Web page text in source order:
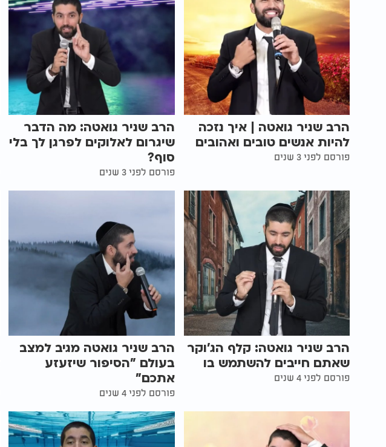
הרב שניר גואטה | איך נזכה
להיות אנשים טובים ואהובים
פורסם לפני 3 שנים
הרב שניר גואטה: מה הדבר
שיגרום לאלוקים לפרגן לך בלי
סוף?
פורסם לפני 3 שנים
הרב שניר גואטה: קלף הג'וקר
שאתם חייבים להשתמש בו
פורסם לפני 4 שנים
הרב שניר גואטה מגיב למצב
בעולם "הסיפור שיזעזע
אתכם"
פורסם לפני 4 שנים